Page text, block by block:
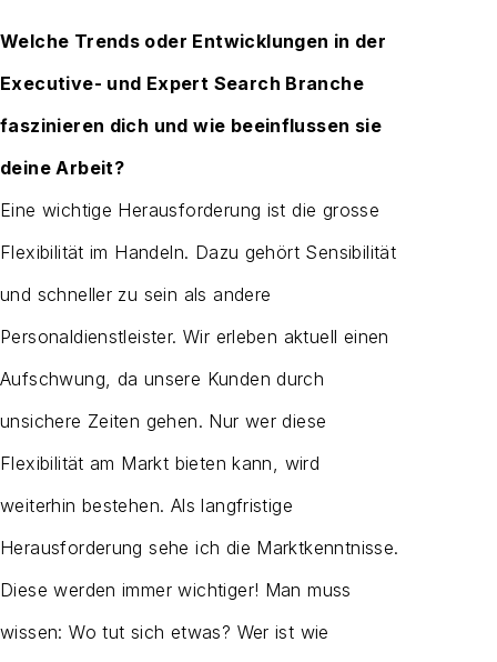
Welche Trends oder Entwicklungen in der
Executive- und Expert Search Branche
faszinieren dich und wie beeinflussen sie
deine Arbeit?
Eine wichtige Herausforderung ist die grosse
Flexibilität im Handeln. Dazu gehört Sensibilität
und schneller zu sein als andere
Personaldienstleister. Wir erleben aktuell einen
Aufschwung, da unsere Kunden durch
unsichere Zeiten gehen. Nur wer diese
Flexibilität am Markt bieten kann, wird
weiterhin bestehen. Als langfristige
Herausforderung sehe ich die Marktkenntnisse.
Diese werden immer wichtiger! Man muss
wissen: Wo tut sich etwas? Wer ist wie